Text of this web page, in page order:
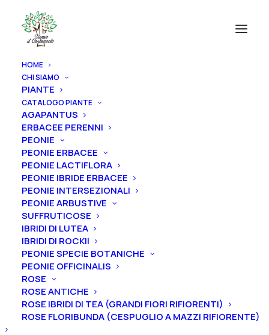
HOME
CHI SIAMO
PIANTE
CATALOGO PIANTE
AGAPANTUS
ERBACEE PERENNI
PEONIE
PEONIE ERBACEE
PEONIE LACTIFLORA
PEONIE IBRIDE ERBACEE
PEONIE INTERSEZIONALI
PEONIE ARBUSTIVE
SUFFRUTICOSE
IBRIDI DI LUTEA
IBRIDI DI ROCKII
PEONIE SPECIE BOTANICHE
PEONIE OFFICINALIS
ROSE
ROSE ANTICHE
ROSE IBRIDI DI TEA (GRANDI FIORI RIFIORENTI)
ROSE FLORIBUNDA (CESPUGLIO A MAZZI RIFIORENTE)
Home Iris Iris germanica
Iris barbata alta (TB)